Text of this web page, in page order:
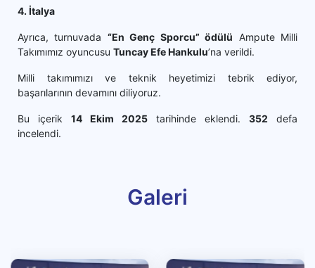
4. İtalya
Ayrıca, turnuvada “En Genç Sporcu” ödülü Ampute Milli
Takımımız oyuncusu Tuncay Efe Hankulu’na verildi.
Milli takımımızı ve teknik heyetimizi tebrik ediyor,
başarılarının devamını diliyoruz.
Bu içerik 14 Ekim 2025 tarihinde eklendi. 352 defa
incelendi.
Galeri